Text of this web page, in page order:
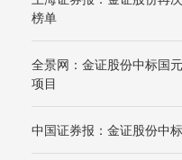
榜单
全景网：金证股份中标国
项目
中国证券报：金证股份中